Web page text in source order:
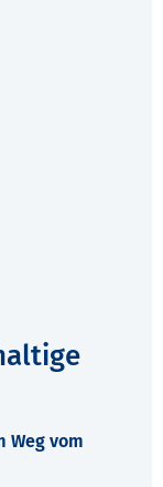
Weg vom